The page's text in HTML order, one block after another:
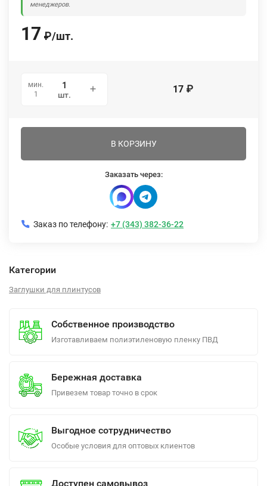
менеджеров.
17 ₽/шт.
мин.
1
шт. 17 ₽
В КОРЗИНУ
Заказать через:
Заказ по телефону: +7 (343) 382-36-22
Категории
Заглушки для плинтусов
Собственное производство
Изготавливаем полиэтиленовую пленку ПВД
Бережная доставка
Привезем товар точно в срок
Выгодное сотрудничество
Особые условия для оптовых клиентов
Доступен самовывоз